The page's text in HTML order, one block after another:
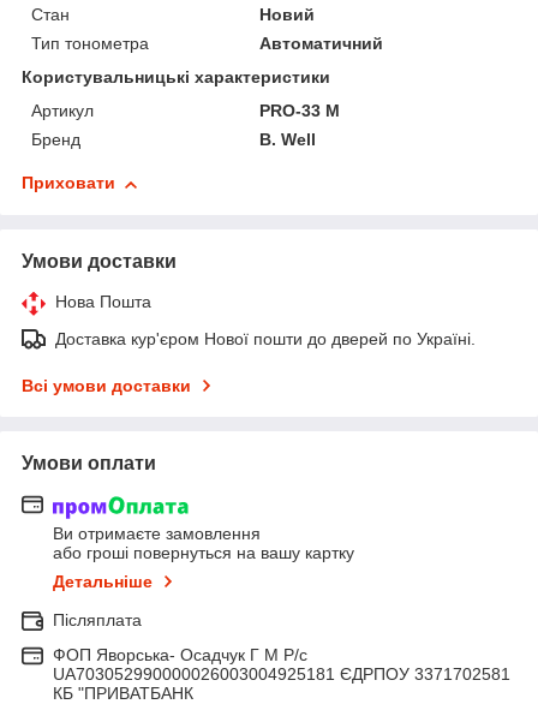
Стан
Новий
Тип тонометра
Автоматичний
Користувальницькі характеристики
Артикул
PRO-33 M
Бренд
B. Well
Приховати
Умови доставки
Нова Пошта
Доставка кур'єром Нової пошти до дверей по Україні.
Всі умови доставки
Умови оплати
Ви отримаєте замовлення
або гроші повернуться на вашу картку
Детальніше
Післяплата
ФОП Яворська- Осадчук Г М Р/c
UA703052990000026003004925181 ЄДРПОУ 3371702581
КБ "ПРИВАТБАНК